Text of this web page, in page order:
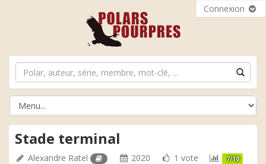
Connexion
Stade terminal
Alexandre Ratel 2020 1 vote 7/10